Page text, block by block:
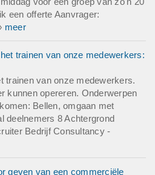
een offerte Aanvrager:
meer
trainen van onze medewerkers:
trainen van onze medewerkers.
kunnen opereren. Onderwerpen
Bellen, omgaan met
deelnemers 8 Achtergrond
Bedrijf Consultancy -
geven van een commerciële